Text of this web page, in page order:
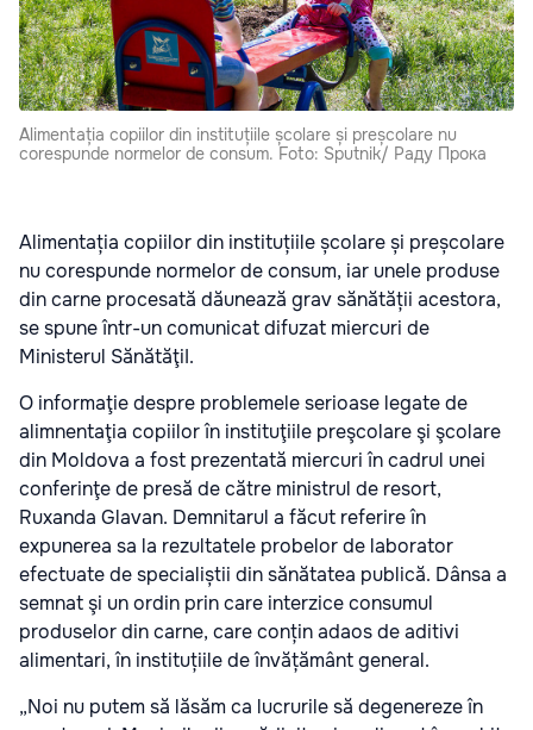
Alimentația copiilor din instituțiile școlare și preșcolare nu
corespunde normelor de consum. Foto: Sputnik/ Раду Прока
Alimentația copiilor din instituțiile școlare și preșcolare
nu corespunde normelor de consum, iar unele produse
din carne procesată dăunează grav sănătății acestora,
se spune într-un comunicat difuzat miercuri de
Ministerul SănătăţiI.
O informaţie despre problemele serioase legate de
alimnentaţia copiilor în instituţiile preşcolare şi şcolare
din Moldova a fost prezentată miercuri în cadrul unei
conferinţe de presă de către ministrul de resort,
Ruxanda Glavan. Demnitarul a făcut referire în
expunerea sa la rezultatele probelor de laborator
efectuate de specialiștii din sănătatea publică. Dânsa a
semnat şi un ordin prin care interzice consumul
produselor din carne, care conțin adaos de aditivi
alimentari, în instituțiile de învățământ general.
„Noi nu putem să lăsăm ca lucrurile să degenereze în